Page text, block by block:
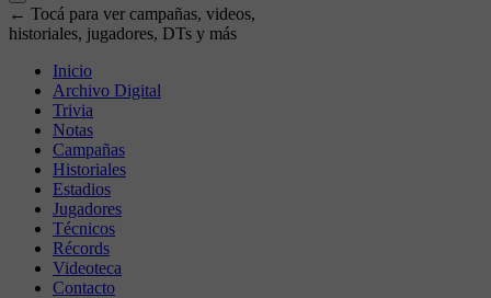
← Tocá para ver campañas, videos,
historiales, jugadores, DTs y más
Inicio
Archivo Digital
Trivia
Notas
Campañas
Historiales
Estadios
Jugadores
Técnicos
Récords
Videoteca
Contacto